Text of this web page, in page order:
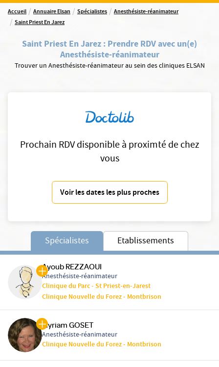
Accueil / Annuaire Elsan / Spécialistes / Anesthésiste-réanimateur
/ Saint Priest En Jarez
Saint Priest En Jarez : Prendre RDV avec un(e)
Anesthésiste-réanimateur
Trouver un Anesthésiste-réanimateur au sein des cliniques ELSAN
Prochain RDV disponible à proximté de chez
vous
Voir les dates les plus proches
Spécialistes Etablissements
Ayoub REZZAOUI
Anesthésiste-réanimateur
Clinique du Parc - St Priest-en-Jarest
Clinique Nouvelle du Forez - Montbrison
Myriam GOSET
Anesthésiste-réanimateur
Clinique Nouvelle du Forez - Montbrison